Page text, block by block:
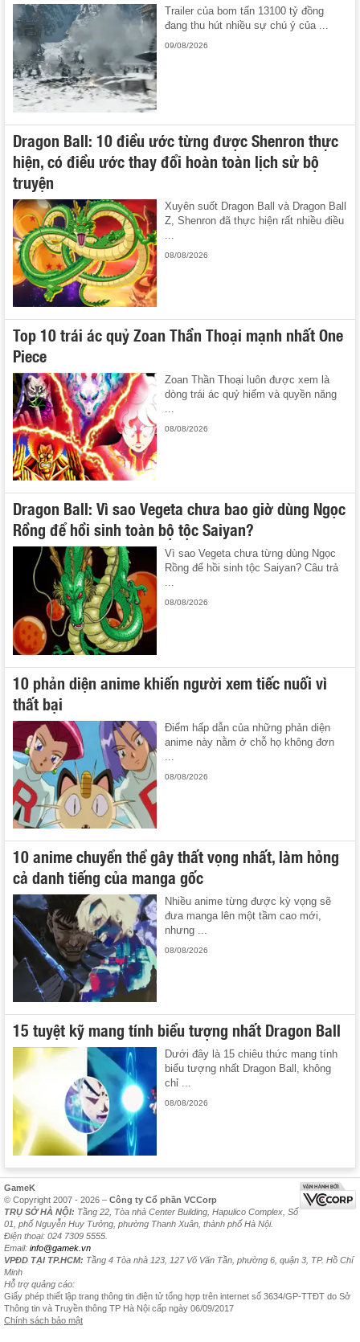
Trailer của bom tấn 13100 tỷ đồng
đang thu hút nhiều sự chú ý của ...
09/08/2026
Dragon Ball: 10 điều ước từng được Shenron thực
hiện, có điều ước thay đổi hoàn toàn lịch sử bộ
truyện
Xuyên suốt Dragon Ball và Dragon Ball
Z, Shenron đã thực hiện rất nhiều điều
08/08/2026
Top 10 trái ác quỷ Zoan Thần Thoại mạnh nhất One
Piece
Zoan Thần Thoại luôn được xem là
dòng trái ác quỷ hiếm và quyền năng
08/08/2026
Dragon Ball: Vì sao Vegeta chưa bao giờ dùng Ngọc
Rồng để hồi sinh toàn bộ tộc Saiyan?
Vì sao Vegeta chưa từng dùng Ngọc
Rồng để hồi sinh tộc Saiyan? Câu trả
...
08/08/2026
10 phản diện anime khiến người xem tiếc nuối vì
thất bại
Điểm hấp dẫn của những phản diện
anime này nằm ở chỗ họ không đơn
08/08/2026
10 anime chuyển thể gây thất vọng nhất, làm hỏng
cả danh tiếng của manga gốc
Nhiều anime từng được kỳ vọng sẽ
đưa manga lên một tầm cao mới,
nhưng ...
08/08/2026
15 tuyệt kỹ mang tính biểu tượng nhất Dragon Ball
Dưới đây là 15 chiêu thức mang tính
biểu tượng nhất Dragon Ball, không
chỉ ...
08/08/2026
GameK
© Copyright 2007 - 2026 – Công ty Cổ phần VCCorp
TRỤ SỞ HÀ NỘI: Tầng 22, Tòa nhà Center Building, Hapulico Complex, Số
01, phố Nguyễn Huy Tưởng, phường Thanh Xuân, thành phố Hà Nội.
Điện thoại: 024 7309 5555.
Email: info@gamek.vn
VPĐD TẠI TP.HCM: Tầng 4 Tòa nhà 123, 127 Võ Văn Tần, phường 6, quận 3, TP. Hồ Chí
Minh
Hỗ trợ quảng cáo:
Giấy phép thiết lập trang thông tin điện tử tổng hợp trên internet số 3634/GP-TTĐT do Sở
Thông tin và Truyền thông TP Hà Nội cấp ngày 06/09/2017
Chính sách bảo mật